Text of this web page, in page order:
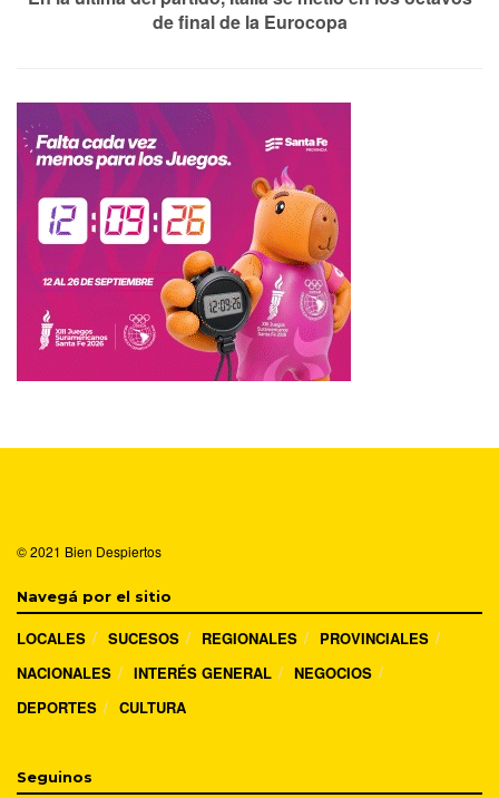
de final de la Eurocopa
© 2021 Bien Despiertos
Navegá por el sitio
LOCALES SUCESOS REGIONALES
PROVINCIALES
NACIONALES
INTERÉS GENERAL
NEGOCIOS
DEPORTES
CULTURA
Seguinos